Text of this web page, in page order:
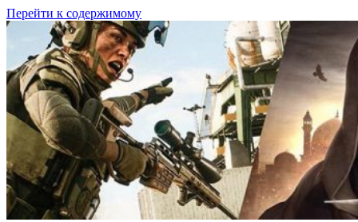
Перейти к содержимому